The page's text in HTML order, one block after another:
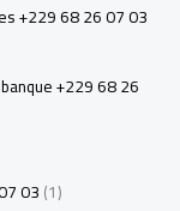
+229 68 26 07 03
+229 68 26
03(1)